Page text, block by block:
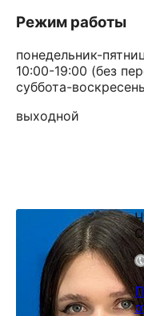
Режим работы
понедельник-
10:00-19:00 (без
суббота-
выходной